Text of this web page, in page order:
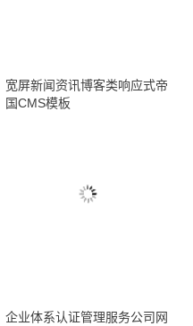
宽屏新闻资讯博客类响应式帝
国CMS模板
企业体系认证管理服务公司网